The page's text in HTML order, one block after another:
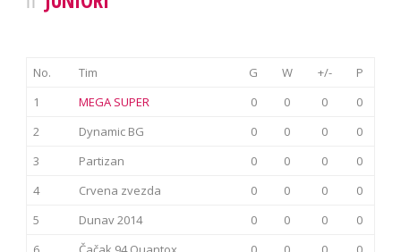
No. Tim G W +/-
P
1
MEGA SUPER 0 0 0
0
2
Dynamic BG 0 0 0
0
3
Partizan 0 0 0
0
4
Crvena zvezda 0 0 0
0
5
Dunav 2014 0 0 0
0